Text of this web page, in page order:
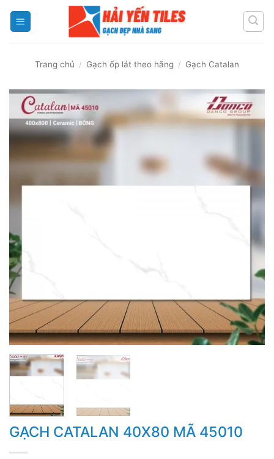
Trang chủ / Gạch ốp lát theo hãng / Gạch Catalan
GẠCH CATALAN 40X80 MÃ 45010